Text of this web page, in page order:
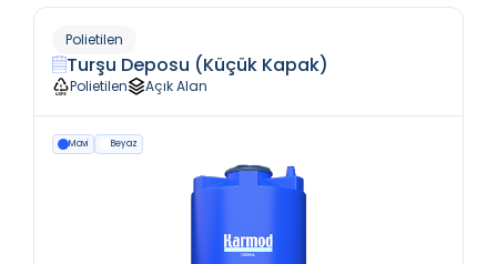
Polietilen
Turşu Deposu (Küçük Kapak)
Polietilen Açık Alan
Mavi Beyaz